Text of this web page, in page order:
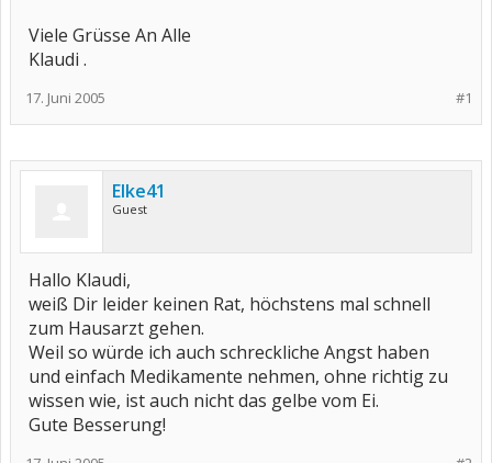
Viele Grüsse An Alle
Klaudi .
#1
17. Juni 2005
Elke41
Guest
Hallo Klaudi,
weiß Dir leider keinen Rat, höchstens mal schnell
zum Hausarzt gehen.
Weil so würde ich auch schreckliche Angst haben
und einfach Medikamente nehmen, ohne richtig zu
wissen wie, ist auch nicht das gelbe vom Ei.
Gute Besserung!